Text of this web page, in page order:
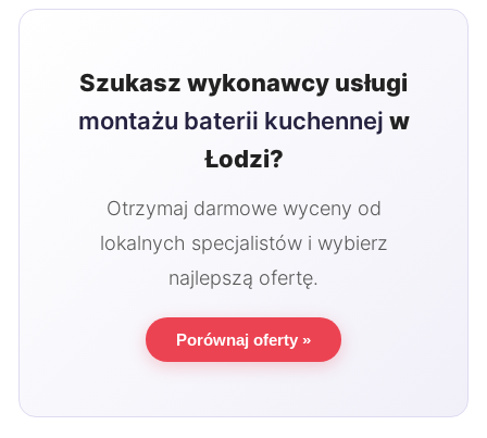
Szukasz wykonawcy usługi
montażu baterii kuchennej w
Łodzi?
Otrzymaj darmowe wyceny od
lokalnych specjalistów i wybierz
najlepszą ofertę.
Porównaj oferty »